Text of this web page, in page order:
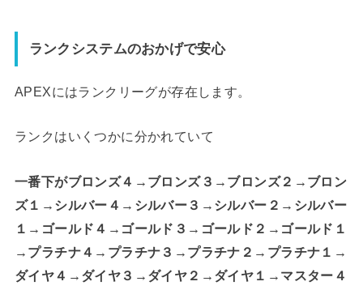
ランクシステムのおかげで安心
APEXにはランクリーグが存在します。
ランクはいくつかに分かれていて
一番下がブロンズ４→ブロンズ３→ブロンズ２→ブロン
ズ１→シルバー４→シルバー３→シルバー２→シルバー
１→ゴールド４→ゴールド３→ゴールド２→ゴールド１
→プラチナ４→プラチナ３→プラチナ２→プラチナ１→
ダイヤ４→ダイヤ３→ダイヤ２→ダイヤ１→マスター４